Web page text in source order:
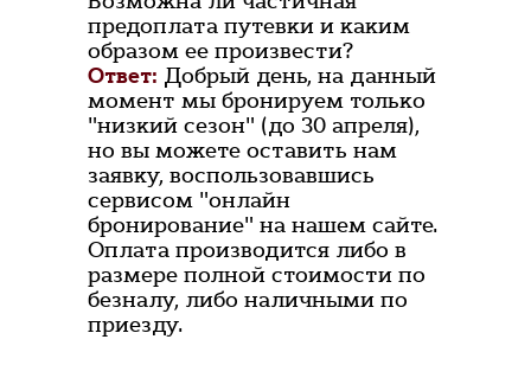
предоплата путевки и каким
образом ее произвести?
Ответ: Добрый день, на данный
момент мы бронируем только
"низкий сезон" (до 30 апреля),
но вы можете оставить нам
заявку, воспользовавшись
сервисом "онлайн
бронирование" на нашем сайте.
Оплата производится либо в
размере полной стоимости по
безналу, либо наличными по
приезду.